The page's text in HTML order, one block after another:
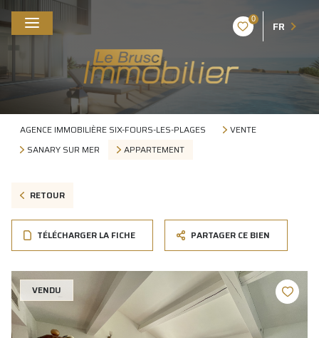
0 FR
AGENCE IMMOBILIÈRE SIX-FOURS-LES-PLAGES
VENTE
SANARY SUR MER
APPARTEMENT
RETOUR
TÉLÉCHARGER LA FICHE PARTAGER CE BIEN
VENDU